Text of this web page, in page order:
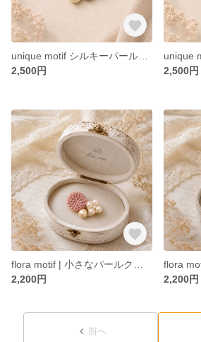
2,500円
2,500円
2,200円
2,200円
前へ